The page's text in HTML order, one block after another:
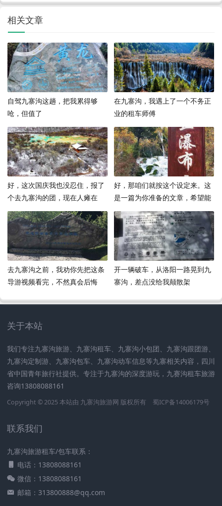
相关文章
自驾九寨沟这趟，把我累得够
呛，但值了
在九寨沟，我遇上了一个不务正
业的租车师傅
好，这次国庆我也没忍住，报了
个去九寨沟的团，现在人瘫在
家，腿还酸着，脑子却还在那些
海子里泡着
好，那咱们就按这个设定来。这
是一篇为你准备的文章，希望能
给你的读者带来一些灵感
去九寨沟之前，我劝你先把这条
导游视频看完，不然真会后悔
开一辆破车，从洛阳一路晃到九
寨沟，差点没给我颠散架
关于本站
我们专注九寨沟旅游、九寨沟租车、九寨沟小包团、九寨沟跟团游、
九寨沟定制游、九寨沟包车、九寨沟动车信息等九寨相关内容，四川
省中国青年旅行社提供。专注于九寨沟的深度游玩，九赛沟租车旅游
咨询13808088161
Copyright © 2025 本站由 九寨沟旅游网 版权所有 蜀ICP备14006179号
联系我们
九寨沟旅游租车/包车联系：
电话：13808088161
微信：13808088161
邮箱：313800888@qq.com